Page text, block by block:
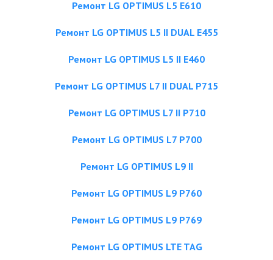
Ремонт LG OPTIMUS L5 E610
Ремонт LG OPTIMUS L5 II DUAL E455
Ремонт LG OPTIMUS L5 II E460
Ремонт LG OPTIMUS L7 II DUAL P715
Ремонт LG OPTIMUS L7 II P710
Ремонт LG OPTIMUS L7 P700
Ремонт LG OPTIMUS L9 II
Ремонт LG OPTIMUS L9 P760
Ремонт LG OPTIMUS L9 P769
Ремонт LG OPTIMUS LTE TAG